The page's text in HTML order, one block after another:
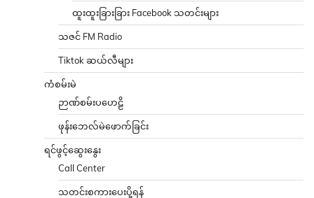
ထူးထူးခြားခြား Facebook သတင်းများ
သဇင် FM Radio
Tiktok ဆယ်လီများ
ကံစမ်းမဲ
ဉာဏ်စမ်းပဟေဠိ
ဖုန်းဘေလ်မဲဖောက်ခြင်း
ရင်ဖွင့်ဆွေးနွေး
Call Center
သတင်းစကားပေးပို့ရန်